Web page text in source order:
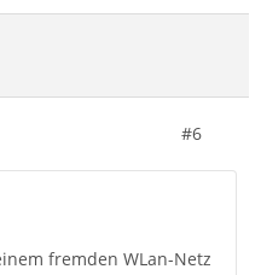
#6
fremden WLan-Netz